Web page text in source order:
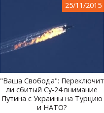
25/11/2015
"Ваша Свобода": Переключит
ли сбитый Су-24 внимание
Путина с Украины на Турцию
и НАТО?